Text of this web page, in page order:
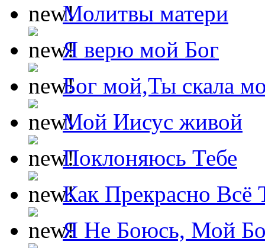
Молитвы матери
Я верю мой Бог
Бог мой,Ты скала
Мой Иисус живой
Поклоняюсь Тебе
Как Прекрасно Всё
Я Не Боюсь, Мой